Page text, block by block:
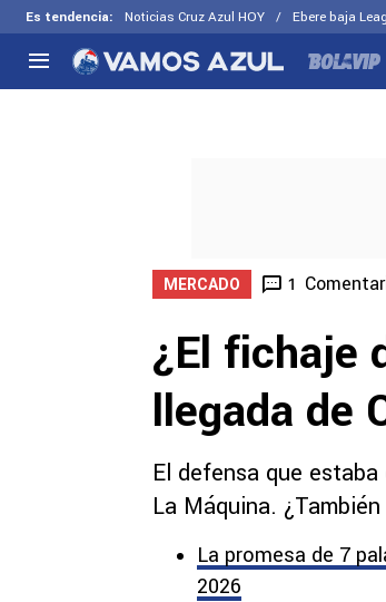
Es tendencia: Noticias Cruz Azul HOY Ebere baja
Selección Mexicana
MERCADO 1
¿El fichaje
llegada de
El defensa que
La Máquina.
La promesa de 7
2026